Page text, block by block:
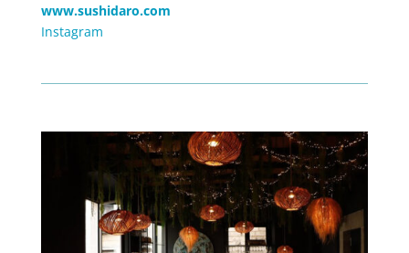
www.sushidaro.com
Instagram